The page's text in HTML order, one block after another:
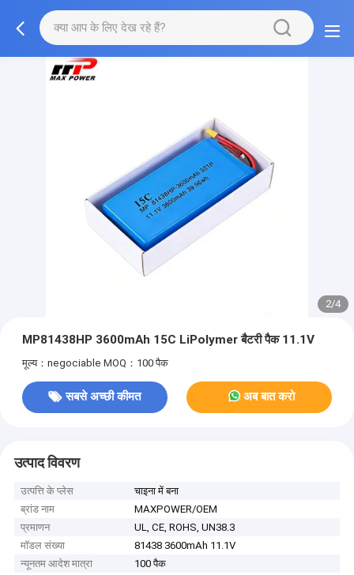
2/4
MP81438HP 3600mAh 15C LiPolymer बैटरी पैक 11.1V
मूल्य：negociable MOQ：100 पैक
सबसे अच्छी कीमत अब बात करो
उत्पाद विवरण
उत्पत्ति के प्लेस
चाइना में बना
ब्रांड नाम
MAXPOWER/OEM
प्रमाणन
UL, CE, ROHS, UN38.3
मॉडल संख्या
81438 3600mAh 11.1V
न्यूनतम आदेश मात्रा
100 पैक